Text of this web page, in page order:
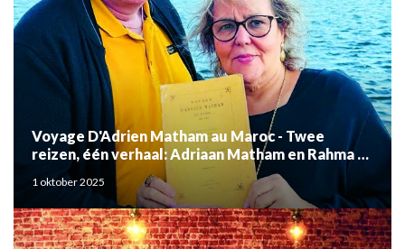
Voyage D'Adrien Matham au Maroc - Twee
reizen, één verhaal: Adriaan Matham en Rahma el
Mouden
1 oktober 2025